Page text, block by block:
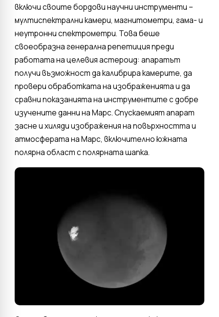
включи своите бордови научни инструменти –
мултиспектрални камери, магнитометри, гама- и
неутронни спектрометри. Това беше
своеобразна генерална репетиция преди
работата на целевия астероид: апаратът
получи възможност да калибрира камерите, да
провери обработката на изображенията и да
сравни показанията на инструментите с добре
изучените данни на Марс. Спускаемият апарат
засне и хиляди изображения на повърхността и
атмосферата на Марс, включително южната
полярна област с полярната шапка.